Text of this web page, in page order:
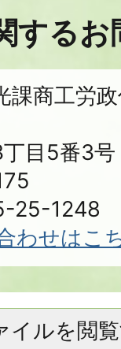
する
課商工労
目5番3号
25-1248
わせはこ
イルを閲